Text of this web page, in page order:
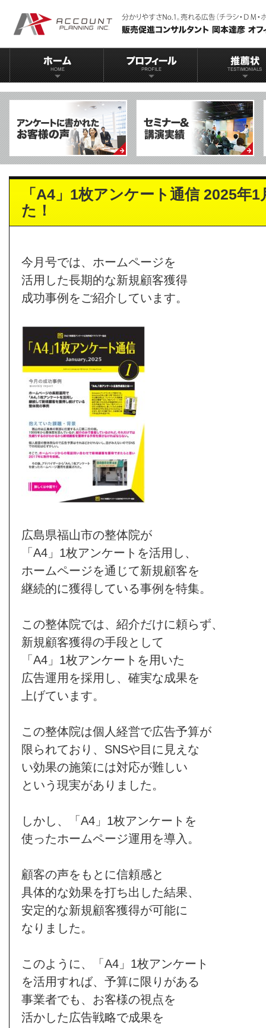
「A4」1枚アンケート通信 2025年
た！
今月号では、ホームページを
活用した長期的な新規顧客獲得
成功事例をご紹介しています。
広島県福山市の整体院が
「A4」1枚アンケートを活用し、
ホームページを通じて新規顧客を
継続的に獲得している事例を特集。
この整体院では、紹介だけに頼らず、
新規顧客獲得の手段として
「A4」1枚アンケートを用いた
広告運用を採用し、確実な成果を
上げています。
この整体院は個人経営で広告予算が
限られており、SNSや目に見えな
い効果の施策には対応が難しい
という現実がありました。
しかし、「A4」1枚アンケートを
使ったホームページ運用を導入。
顧客の声をもとに信頼感と
具体的な効果を打ち出した結果、
安定的な新規顧客獲得が可能に
なりました。
このように、「A4」1枚アンケート
を活用すれば、予算に限りがある
事業者でも、お客様の視点を
活かした広告戦略で成果を